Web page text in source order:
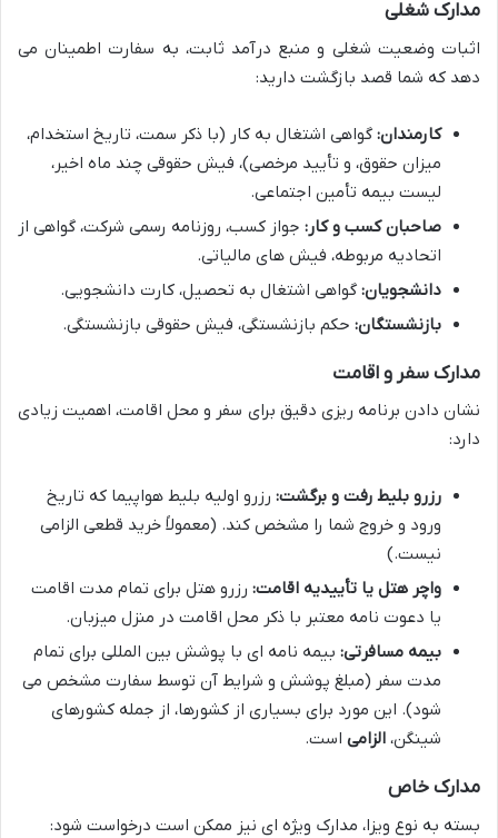
مدارک شغلی
اثبات وضعیت شغلی و منبع درآمد ثابت، به سفارت اطمینان می
دهد که شما قصد بازگشت دارید:
کارمندان: گواهی اشتغال به کار (با ذکر سمت، تاریخ استخدام،
میزان حقوق، و تأیید مرخصی)، فیش حقوقی چند ماه اخیر،
لیست بیمه تأمین اجتماعی.
صاحبان کسب و کار: جواز کسب، روزنامه رسمی شرکت، گواهی از
اتحادیه مربوطه، فیش های مالیاتی.
دانشجویان: گواهی اشتغال به تحصیل، کارت دانشجویی.
بازنشستگان: حکم بازنشستگی، فیش حقوقی بازنشستگی.
مدارک سفر و اقامت
نشان دادن برنامه ریزی دقیق برای سفر و محل اقامت، اهمیت زیادی
دارد:
رزرو بلیط رفت و برگشت: رزرو اولیه بلیط هواپیما که تاریخ
ورود و خروج شما را مشخص کند. (معمولاً خرید قطعی الزامی
نیست.)
واچر هتل یا تأییدیه اقامت: رزرو هتل برای تمام مدت اقامت
یا دعوت نامه معتبر با ذکر محل اقامت در منزل میزبان.
بیمه مسافرتی: بیمه نامه ای با پوشش بین المللی برای تمام
مدت سفر (مبلغ پوشش و شرایط آن توسط سفارت مشخص می
شود). این مورد برای بسیاری از کشورها، از جمله کشورهای
شینگن، الزامی است.
مدارک خاص
بسته به نوع ویزا، مدارک ویژه ای نیز ممکن است درخواست شود: